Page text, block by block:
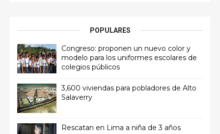
POPULARES
Congreso: proponen un nuevo color y
modelo para los uniformes escolares de
colegios públicos
3,600 viviendas para pobladores de Alto
Salaverry
Rescatan en Lima a niña de 3 años